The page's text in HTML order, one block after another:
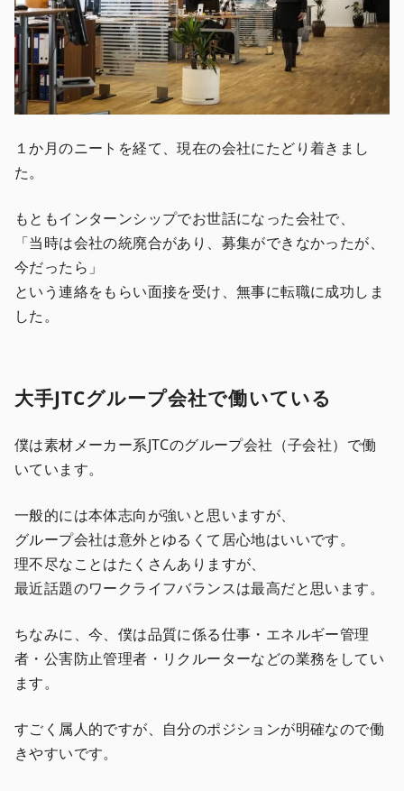
１か月のニートを経て、現在の会社にたどり着きまし
た。
もともインターンシップでお世話になった会社で、
「当時は会社の統廃合があり、募集ができなかったが、
今だったら」
という連絡をもらい面接を受け、無事に転職に成功しま
した。
大手JTCグループ会社で働いている
僕は素材メーカー系JTCのグループ会社（子会社）で働
いています。
一般的には本体志向が強いと思いますが、
グループ会社は意外とゆるくて居心地はいいです。
理不尽なことはたくさんありますが、
最近話題のワークライフバランスは最高だと思います。
ちなみに、今、僕は品質に係る仕事・エネルギー管理
者・公害防止管理者・リクルーターなどの業務をしてい
ます。
すごく属人的ですが、自分のポジションが明確なので働
きやすいです。